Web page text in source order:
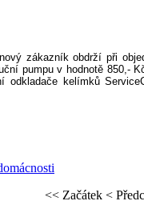
zákazník obdrží při
pumpu v hodnotě 850,-
odkladače kelímků
<< Začátek <